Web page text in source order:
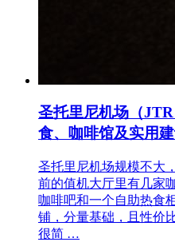
圣托里尼机场（
食、咖啡馆及实用
圣托里尼机场规模不大
前的值机大厅里有几家
咖啡吧和一个自助热食
铺，分量基础，且性价
很简 …